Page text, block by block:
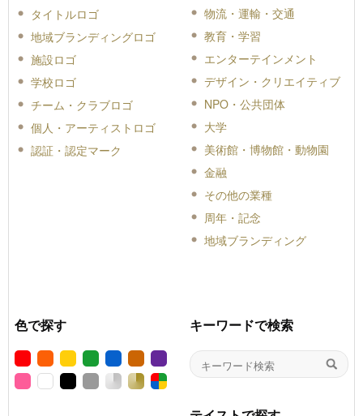
タイトルロゴ
地域ブランディングロゴ
施設ロゴ
学校ロゴ
チーム・クラブロゴ
個人・アーティストロゴ
認証・認定マーク
物流・運輸・交通
教育・学習
エンターテインメント
デザイン・クリエイティブ
NPO・公共団体
大学
美術館・博物館・動物園
金融
その他の業種
周年・記念
地域ブランディング
色で探す キーワードで検索